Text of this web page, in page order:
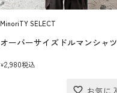
MinoriTY SELECT
オーバーサイズドルマンシャツ
¥2,980税込